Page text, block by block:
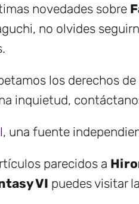
novedades sobre
no olvides
los derechos
inquietud,
, una fuente
parecidos a
VI puedes visitar